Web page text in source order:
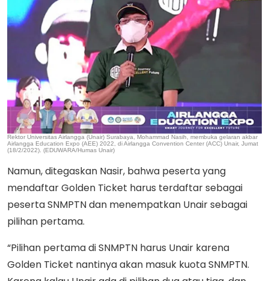
Rektor Universitas Airlangga (Unair) Surabaya, Mohammad Nasih, membuka gelaran akbar
Airlangga Education Expo (AEE) 2022, di Airlangga Convention Center (ACC) Unair, Jumat
(18/2/2022). (EDUWARA/Humas Unair)
Namun, ditegaskan Nasir, bahwa peserta yang
mendaftar Golden Ticket harus terdaftar sebagai
peserta SNMPTN dan menempatkan Unair sebagai
pilihan pertama.
“Pilihan pertama di SNMPTN harus Unair karena
Golden Ticket nantinya akan masuk kuota SNMPTN.